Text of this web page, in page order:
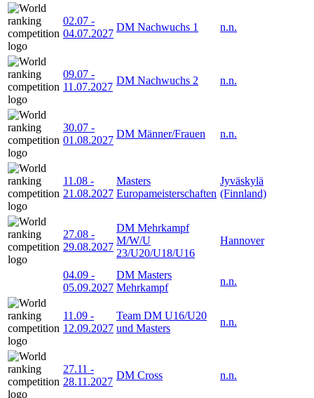
02.07 -
04.07.2027
DM Nachwuchs 1 n.n.
09.07 -
11.07.2027
DM Nachwuchs 2 n.n.
30.07 -
01.08.2027
DM Männer/Frauen n.n.
11.08 -
21.08.2027
Masters
Europameisterschaften
Jyväskylä
(Finnland)
27.08 -
29.08.2027
DM Mehrkampf
M/W/U
23/U20/U18/U16
Hannover
04.09 -
05.09.2027
DM Masters
Mehrkampf
n.n.
11.09 -
12.09.2027
Team DM U16/U20
und Masters
n.n.
27.11 -
28.11.2027
DM Cross n.n.